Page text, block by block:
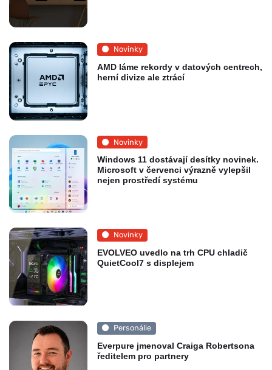
Novinky
AMD láme rekordy v datových centrech,
herní divize ale ztrácí
Novinky
Windows 11 dostávají desítky novinek.
Microsoft v červenci výrazně vylepšil
nejen prostředí systému
Novinky
EVOLVEO uvedlo na trh CPU chladič
QuietCool7 s displejem
Personálie
Everpure jmenoval Craiga Robertsona
ředitelem pro partnery